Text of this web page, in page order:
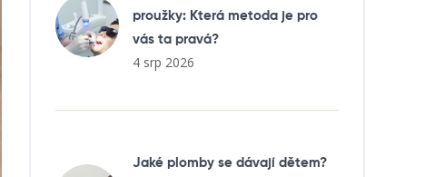
proužky: Která metoda je pro
vás ta pravá?
4 srp 2026
Jaké plomby se dávají dětem?